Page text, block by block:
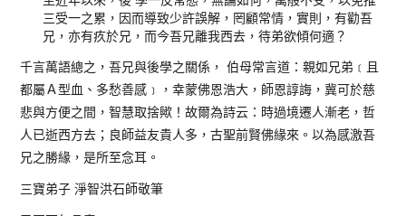
三受一之累，因而導致少許誤解，罔顧常情，實則，有勸吾
兄，亦有疚於兄，而今吾兄離我西去，待弟欲傾何適？
千言萬語總之，吾兄與後學之關係， 伯母常言道：親如兄弟﹝且
都屬Ａ型血、多愁善感﹞，幸蒙佛恩浩大，師恩諄誨，冀可於慈
悲與方便之間，智慧取捨歟！故爾為詩云：時過境遷人漸老，哲
人已逝西方去；良師益友貴人多，古聖前賢佛緣來。以為感激吾
兄之勝緣，是所至念耳。
三寶弟子 淨智洪石師敬筆